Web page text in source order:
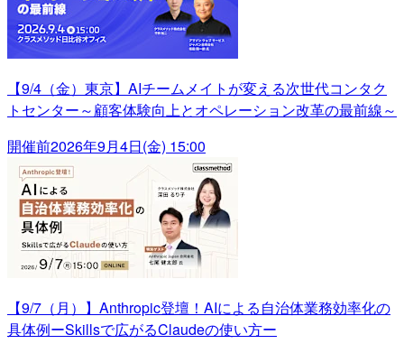
【9/4（金）東京】AIチームメイトが変える次世代コンタク
トセンター～顧客体験向上とオペレーション改革の最前線～
開催前2026年9月4日(金) 15:00
【9/7（月）】Anthropic登壇！AIによる自治体業務効率化の
具体例ーSkillsで広がるClaudeの使い方ー